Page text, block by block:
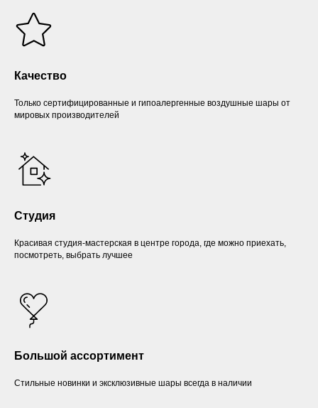
Качество
Только сертифицированные и гипоалергенные воздушные шары от
мировых производителей
Студия
Красивая студия-мастерская в центре города, где можно приехать,
посмотреть, выбрать лучшее
Большой ассортимент
Стильные новинки и эксклюзивные шары всегда в наличии